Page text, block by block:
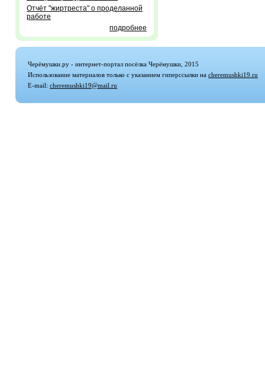
Отчёт "жиртреста" о проделанной
работе
подробнее
Черёмушки.ру - интернет-портал посёлка Черёмушки, 2015
Использование материалов только с указанием гиперссылки на cheremushki19.ru
E-mail: cheremushki19@mail.ru